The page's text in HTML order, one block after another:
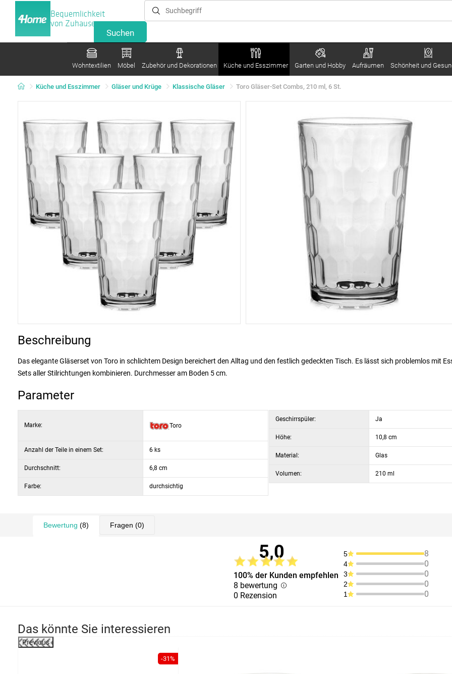
Bequemlichkeit
von Zuhause
Wohntextilien Möbel Zubehör und Dekorationen Küche und Esszimmer Garten und Hobby Aufräumen Schönheit und
Küche und Esszimmer Gläser und Krüge Klassische Gläser Toro Gläser-Set Combs, 210 ml, 6 St.
Beschreibung
Das elegante Gläserset von Toro in schlichtem Design bereichert den Alltag und den festlich gedeckten Tisch. Es lässt sich problemlos mit
Sets aller Stilrichtungen kombinieren. Durchmesser am Boden 5 cm.
Parameter
Marke: Toro
Anzahl der Teile in einem Set: 6 ks
Durchschnitt: 6,8 cm
Farbe: durchsichtig
Geschirrspüler: Ja
Höhe: 10,8 cm
Material: Glas
Volumen: 210 ml
Bewertung (8) Fragen (0)
5,0
100% der Kunden empfehlen
8 bewertung
0 Rezension
5 8
4 0
3 0
2 0
1 0
Das könnte Sie interessieren
Previous
-31%